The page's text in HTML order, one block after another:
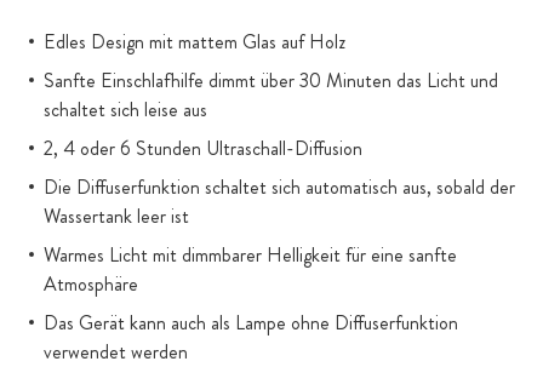
Edles Design mit mattem Glas auf Holz
Sanfte Einschlafhilfe dimmt über 30 Minuten das Licht und
schaltet sich leise aus
2, 4 oder 6 Stunden Ultraschall-Diffusion
Die Diffuserfunktion schaltet sich automatisch aus, sobald der
Wassertank leer ist
Warmes Licht mit dimmbarer Helligkeit für eine sanfte
Atmosphäre
Das Gerät kann auch als Lampe ohne Diffuserfunktion
verwendet werden